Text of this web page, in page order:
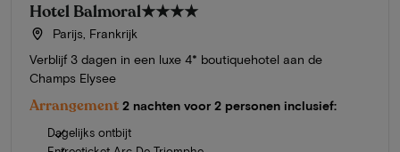
Hotel Balmoral★★★★
Parijs, Frankrijk
Verblijf 3 dagen in een luxe 4* boutiquehotel aan de
Champs Elysee
Arrangement 2 nachten voor 2 personen inclusief:
Dagelijks ontbijt